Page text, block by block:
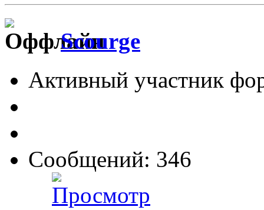
Scourge
Активный участник
Сообщений: 346